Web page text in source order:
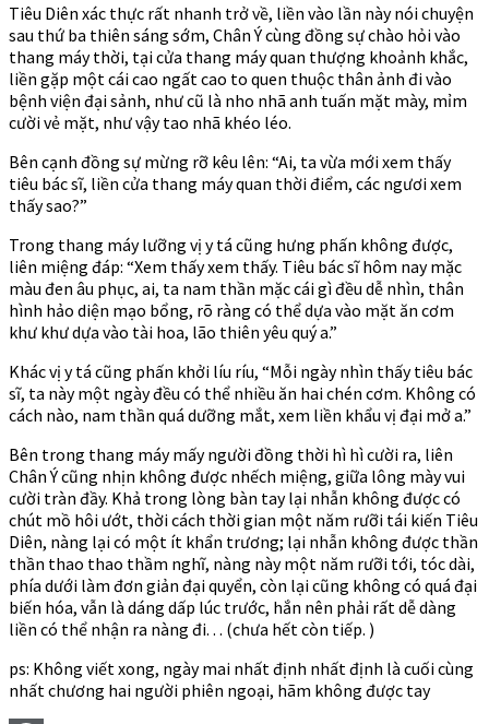
Tiêu Diên xác thực rất nhanh trở về, liền vào lần này nói chuyện
sau thứ ba thiên sáng sớm, Chân Ý cùng đồng sự chào hỏi vào
thang máy thời, tại cửa thang máy quan thượng khoảnh khắc,
liền gặp một cái cao ngất cao to quen thuộc thân ảnh đi vào
bệnh viện đại sảnh, như cũ là nho nhã anh tuấn mặt mày, mỉm
cười vẻ mặt, như vậy tao nhã khéo léo.
Bên cạnh đồng sự mừng rỡ kêu lên: “Ai, ta vừa mới xem thấy
tiêu bác sĩ, liền cửa thang máy quan thời điểm, các ngươi xem
thấy sao?”
Trong thang máy lưỡng vị y tá cũng hưng phấn không được,
liên miệng đáp: “Xem thấy xem thấy. Tiêu bác sĩ hôm nay mặc
màu đen âu phục, ai, ta nam thần mặc cái gì đều dễ nhìn, thân
hình hảo diện mạo bổng, rõ ràng có thể dựa vào mặt ăn cơm
khư khư dựa vào tài hoa, lão thiên yêu quý a.”
Khác vị y tá cũng phấn khởi líu ríu, “Mỗi ngày nhìn thấy tiêu bác
sĩ, ta này một ngày đều có thể nhiều ăn hai chén cơm. Không có
cách nào, nam thần quá dưỡng mắt, xem liền khẩu vị đại mở a.”
Bên trong thang máy mấy người đồng thời hì hì cười ra, liên
Chân Ý cũng nhịn không được nhếch miệng, giữa lông mày vui
cười tràn đầy. Khả trong lòng bàn tay lại nhẫn không được có
chút mồ hôi ướt, thời cách thời gian một năm rưỡi tái kiến Tiêu
Diên, nàng lại có một ít khẩn trương; lại nhẫn không được thần
thần thao thao thầm nghĩ, nàng này một năm rưỡi tới, tóc dài,
phía dưới làm đơn giản đại quyển, còn lại cũng không có quá đại
biến hóa, vẫn là dáng dấp lúc trước, hắn nên phải rất dễ dàng
liền có thể nhận ra nàng đi. . . (chưa hết còn tiếp. )
ps: Không viết xong, ngày mai nhất định nhất định là cuối cùng
nhất chương hai người phiên ngoại, hãm không được tay